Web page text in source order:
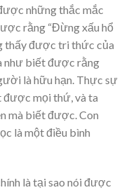
những thắc mắc
rằng “Đừng xấu hổ
thấy được tri thức của
như biết được rằng
là hữu hạn. Thực sự
được mọi thứ, và ta
mà biết được. Con
là một điều bình
là tại sao nói được